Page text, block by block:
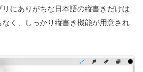
にありがちな日本語の縦書きだけは
く、しっかり縦書き機能が用意され